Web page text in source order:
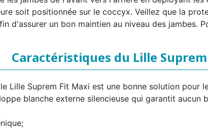
soit positionnée sur le coccyx. Veillez que la
d'assurer un bon maintien au niveau des jambes.
Caractéristiques du Lille
Lille Suprem Fit Maxi est une bonne solution pour
blanche externe silencieuse qui garantit